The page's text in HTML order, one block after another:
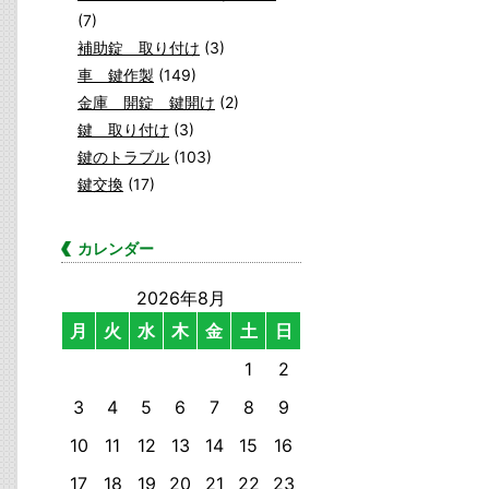
(7)
補助錠 取り付け (3)
車 鍵作製 (149)
金庫 開錠 鍵開け (2)
鍵 取り付け (3)
鍵のトラブル (103)
鍵交換 (17)
カレンダー
2026年8月
月
火 水 木 金 土
日
1
2
3
4 5 6 7 8
9
10
11 12 13 14 15
16
17
18 19 20 21 22 23